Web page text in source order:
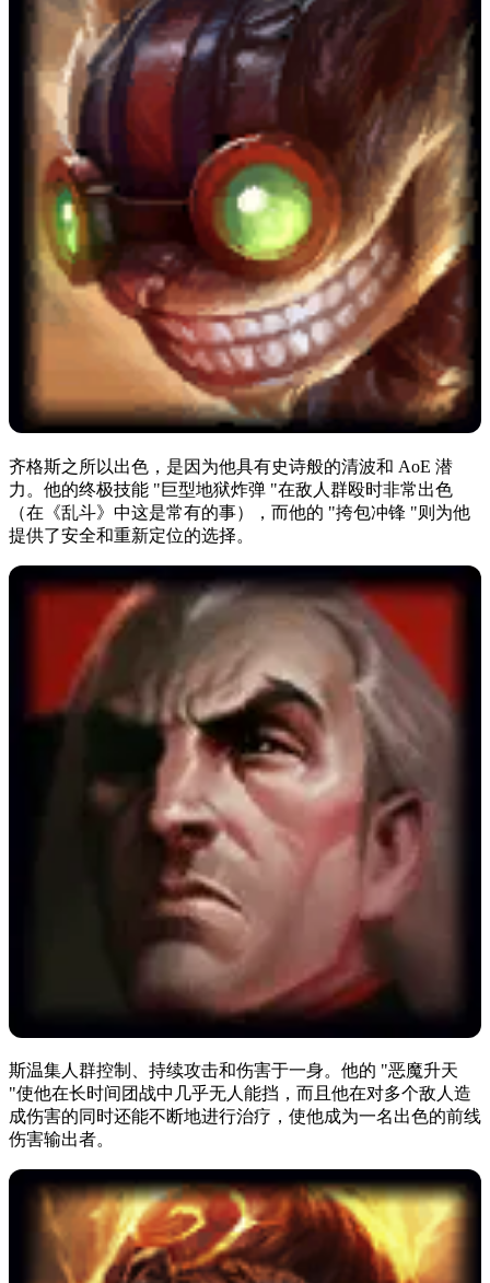
齐格斯之所以出色，是因为他具有史诗般的清波和 AoE 潜
力。他的终极技能 "巨型地狱炸弹 "在敌人群殴时非常出色
（在《乱斗》中这是常有的事），而他的 "挎包冲锋 "则为他
提供了安全和重新定位的选择。
斯温集人群控制、持续攻击和伤害于一身。他的 "恶魔升天
"使他在长时间团战中几乎无人能挡，而且他在对多个敌人造
成伤害的同时还能不断地进行治疗，使他成为一名出色的前线
伤害输出者。